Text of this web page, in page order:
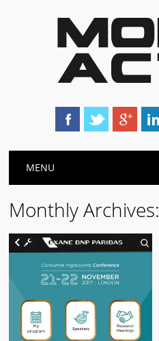
Main menu
MENU
Monthly Archives: